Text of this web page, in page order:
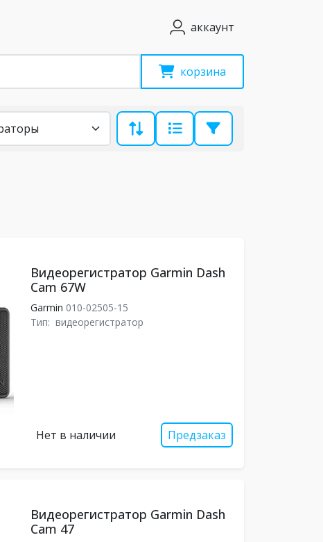
аккаунт
корзина
Видеорегистратор Garmin Dash
Cam 67W
Garmin 010-02505-15
Тип: видеорегистратор
Нет в наличии Предзаказ
Видеорегистратор Garmin Dash
Cam 47